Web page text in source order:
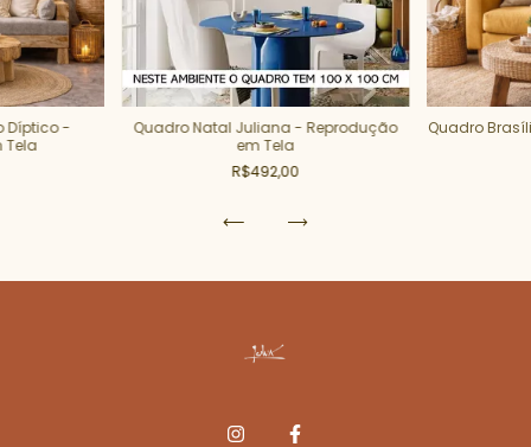
Díptico -
Tela
Quadro Natal Juliana - Reprodução
em Tela
R$492,00
Quadro